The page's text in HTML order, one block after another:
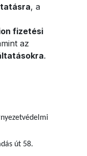
, a
fizetési
az
.
út 58.